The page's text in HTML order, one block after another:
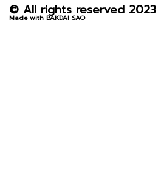
© All rights reserved 2023
Made with BAKDAI SAO